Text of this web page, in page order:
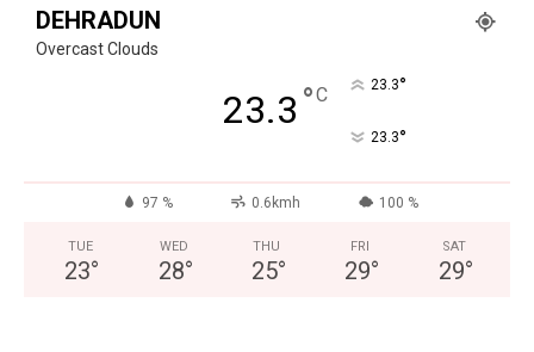
DEHRADUN
Overcast Clouds
23.3 °C 23.3°
23.3°
97 % 0.6kmh 100 %
TUE
23°
WED
28°
THU
25°
FRI
29°
SAT
29°